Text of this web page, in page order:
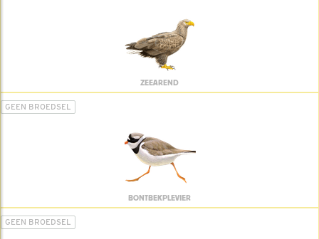
ZEEAREND
GEEN BROEDSEL
BONTBEKPLEVIER
GEEN BROEDSEL